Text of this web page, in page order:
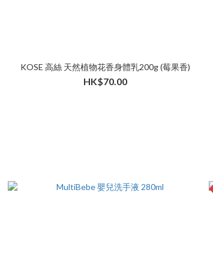
KOSE 高絲 天然植物花香身體乳200g (莓果香)
HK$70.00